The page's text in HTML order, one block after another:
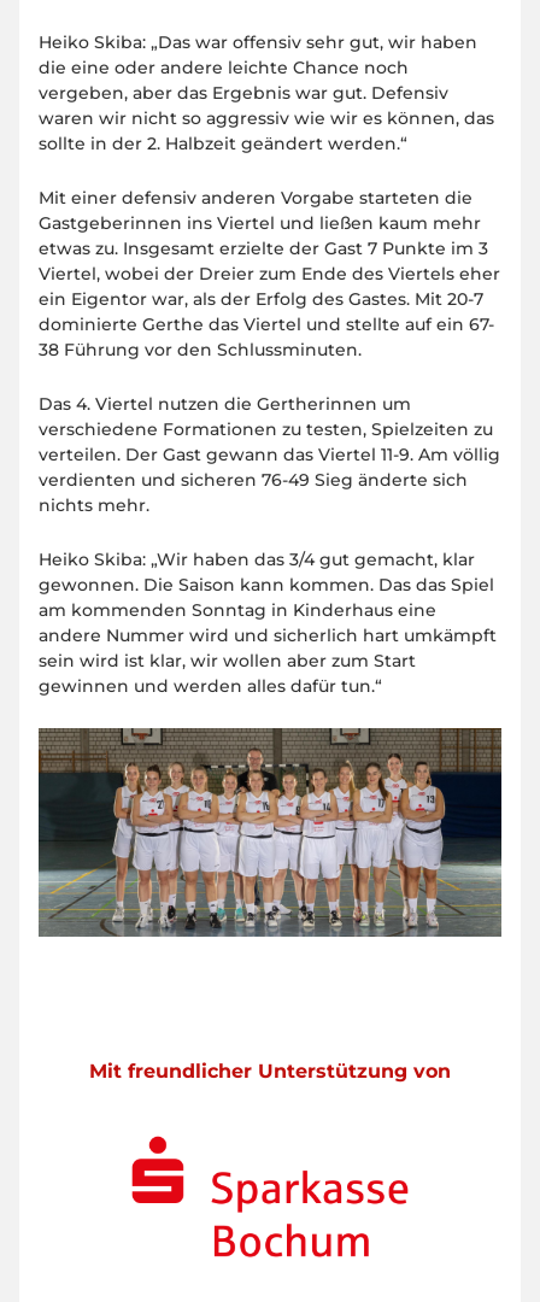
Heiko Skiba: „Das war offensiv sehr gut, wir haben
die eine oder andere leichte Chance noch
vergeben, aber das Ergebnis war gut. Defensiv
waren wir nicht so aggressiv wie wir es können, das
sollte in der 2. Halbzeit geändert werden.“
Mit einer defensiv anderen Vorgabe starteten die
Gastgeberinnen ins Viertel und ließen kaum mehr
etwas zu. Insgesamt erzielte der Gast 7 Punkte im 3
Viertel, wobei der Dreier zum Ende des Viertels eher
ein Eigentor war, als der Erfolg des Gastes. Mit 20-7
dominierte Gerthe das Viertel und stellte auf ein 67-
38 Führung vor den Schlussminuten.
Das 4. Viertel nutzen die Gertherinnen um
verschiedene Formationen zu testen, Spielzeiten zu
verteilen. Der Gast gewann das Viertel 11-9. Am völlig
verdienten und sicheren 76-49 Sieg änderte sich
nichts mehr.
Heiko Skiba: „Wir haben das 3/4 gut gemacht, klar
gewonnen. Die Saison kann kommen. Das das Spiel
am kommenden Sonntag in Kinderhaus eine
andere Nummer wird und sicherlich hart umkämpft
sein wird ist klar, wir wollen aber zum Start
gewinnen und werden alles dafür tun.“
Mit freundlicher Unterstützung von